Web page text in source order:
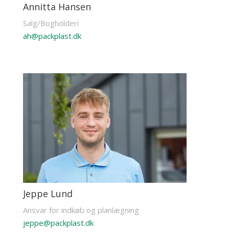
Annitta Hansen
Salg/Bogholderi
ah@packplast.dk
Jeppe Lund
Ansvar for indkøb og planlægning
jeppe@packplast.dk